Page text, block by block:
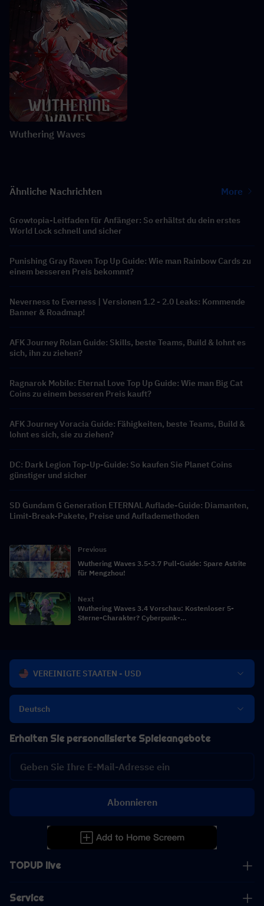
Wuthering Waves
Ähnliche Nachrichten More
Growtopia-Leitfaden für Anfänger: So erhältst du dein erstes
World Lock schnell und sicher
Punishing Gray Raven Top Up Guide: Wie man Rainbow Cards zu
einem besseren Preis bekommt?
Neverness to Everness | Versionen 1.2 - 2.0 Leaks: Kommende
Banner & Roadmap!
AFK Journey Rolan Guide: Skills, beste Teams, Build & lohnt es
sich, ihn zu ziehen?
Ragnarok Mobile: Eternal Love Top Up Guide: Wie man Big Cat
Coins zu einem besseren Preis kauft?
AFK Journey Voracia Guide: Fähigkeiten, beste Teams, Build &
lohnt es sich, sie zu ziehen?
DC: Dark Legion Top-Up-Guide: So kaufen Sie Planet Coins
günstiger und sicher
SD Gundam G Generation ETERNAL Auflade-Guide: Diamanten,
Limit-Break-Pakete, Preise und Auflademethoden
Previous
Wuthering Waves 3.5-3.7 Pull-Guide: Spare Astrite
für Mengzhou!
Next
Wuthering Waves 3.4 Vorschau: Kostenloser 5-
Sterne-Charakter? Cyberpunk-
VEREINIGTE STAATEN - USD
Deutsch
TOPUP live
Service
Erhalten Sie personalisierte Spieleangebote
Abonnieren